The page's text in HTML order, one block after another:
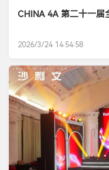
CHINA 4A 第二十一
2026/3/24 14:54:58